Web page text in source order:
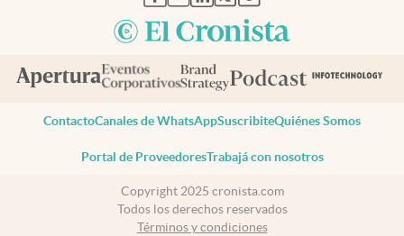
ContactoCanales de WhatsAppSuscribiteQuiénes Somos
Portal de ProveedoresTrabajá con nosotros
Copyright 2025 cronista.com
Todos los derechos reservados
Términos y condiciones